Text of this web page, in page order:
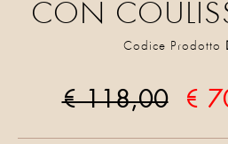
CON
Codice Prodotto
€ 118,00 €